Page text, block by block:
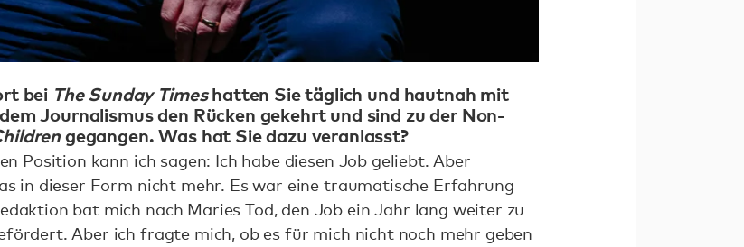
bei The Sunday Timeshatten Sie täglich und hautnah mit
Journalismus den Rücken gekehrt und sind zu der Non-
gegangen. Was hat Sie dazu veranlasst?
Position kann ich sagen: Ich habe diesen Job geliebt. Aber
in dieser Form nicht mehr. Es war eine traumatische Erfahrung
bat mich nach Maries Tod, den Job ein Jahr lang weiter zu
Aber ich fragte mich, ob es für mich nicht noch mehr geben